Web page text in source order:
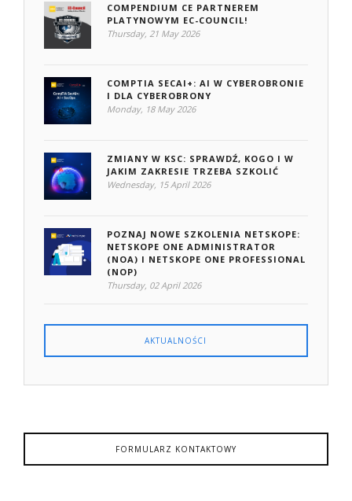
COMPENDIUM CE PARTNEREM
PLATYNOWYM EC-COUNCIL!
Thursday, 21 May 2026
COMPTIA SECAI+: AI W CYBEROBRONIE
I DLA CYBEROBRONY
Monday, 18 May 2026
ZMIANY W KSC: SPRAWDŹ, KOGO I W
JAKIM ZAKRESIE TRZEBA SZKOLIĆ
Wednesday, 15 April 2026
POZNAJ NOWE SZKOLENIA NETSKOPE:
NETSKOPE ONE ADMINISTRATOR
(NOA) I NETSKOPE ONE PROFESSIONAL
(NOP)
Thursday, 02 April 2026
AKTUALNOŚCI
FORMULARZ KONTAKTOWY